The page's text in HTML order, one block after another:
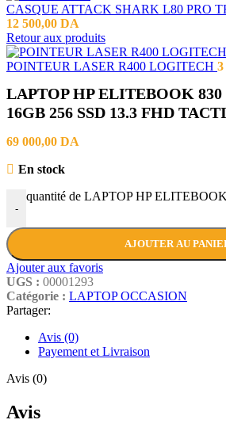
CASQUE ATTACK SHARK L80 PRO
12 500,00 DA
Retour aux produits
POINTEUR LASER R400 LOGITECH 3
LAPTOP HP ELITEBOOK 830
16GB 256 SSD 13.3 FHD
69 000,00 DA
En stock
-
quantité de LAPTOP HP
AJOUTER AU
Ajouter aux favoris
UGS : 00001293
Catégorie : LAPTOP OCCASION
Partager:
Avis (0)
Payement et Livraison
Avis (0)
Avis